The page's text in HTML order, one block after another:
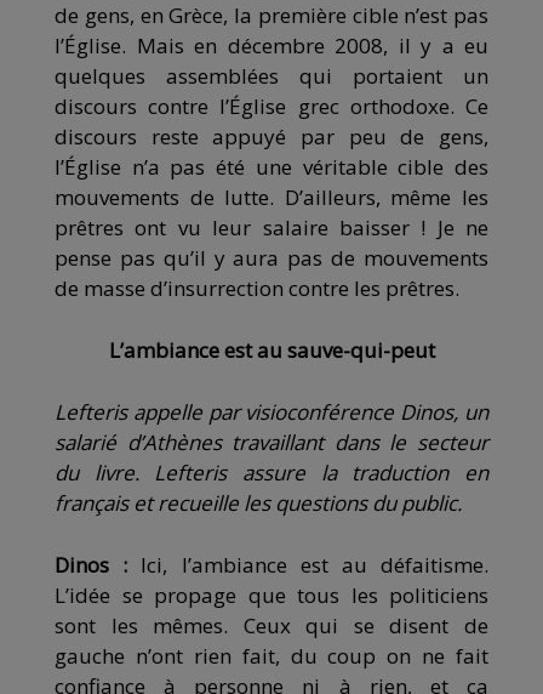
de gens, en Grèce, la première cible n’est pas
l’Église. Mais en décembre 2008, il y a eu
quelques assemblées qui portaient un
discours contre l’Église grec orthodoxe. Ce
discours reste appuyé par peu de gens,
l’Église n’a pas été une véritable cible des
mouvements de lutte. D’ailleurs, même les
prêtres ont vu leur salaire baisser ! Je ne
pense pas qu’il y aura pas de mouvements
de masse d’insurrection contre les prêtres.
L’ambiance est au sauve-qui-peut
Lefteris appelle par visioconférence Dinos, un
salarié d’Athènes travaillant dans le secteur
du livre. Lefteris assure la traduction en
français et recueille les questions du public.
Dinos : Ici, l’ambiance est au défaitisme.
L’idée se propage que tous les politiciens
sont les mêmes. Ceux qui se disent de
gauche n’ont rien fait, du coup on ne fait
confiance à personne ni à rien, et ça